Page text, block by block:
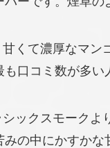
甘くて濃厚なマン
口コミ数が多
シックスモークよ
の中にかすか